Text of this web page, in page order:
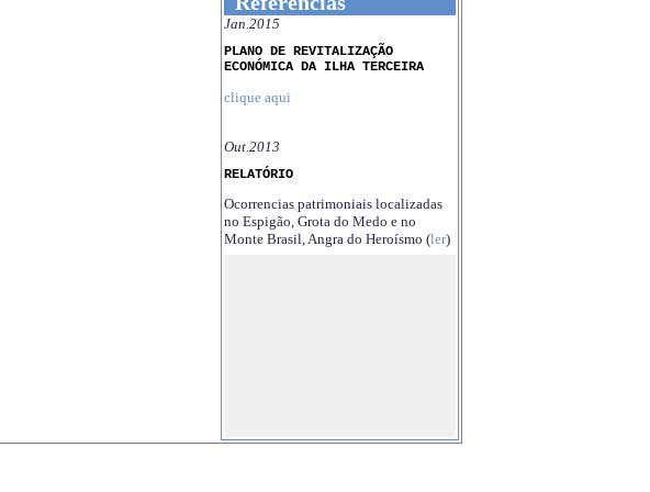
Jan.2015
PLANO DE REVITALIZAÇÃO
ECONÓMICA DA ILHA TERCEIRA
clique aqui
Out.2013
RELATÓRIO
Ocorrencias patrimoniais localizadas
no Espigão, Grota do Medo e no
Monte Brasil, Angra do Heroísmo (ler)